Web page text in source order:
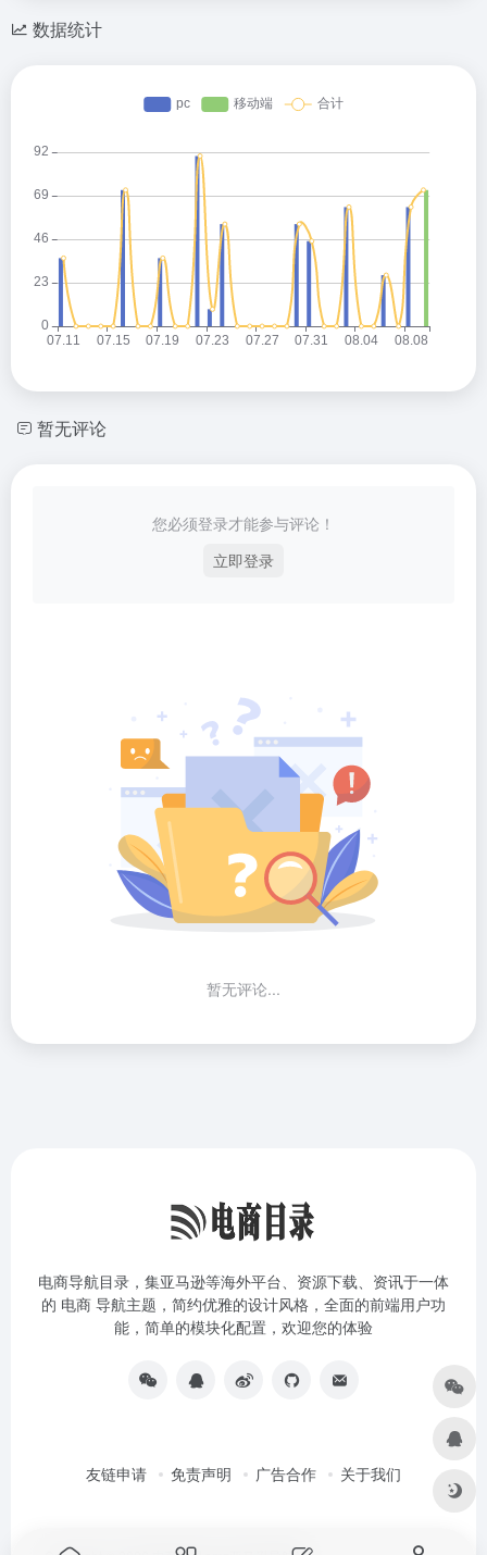
数据统计
暂无评论
您必须登录才能参与评论！
立即登录
暂无评论...
电商导航目录，集亚马逊等海外平台、资源下载、资讯于一体
的 电商 导航主题，简约优雅的设计风格，全面的前端用户功
能，简单的模块化配置，欢迎您的体验
友链申请 免责声明 广告合作 关于我们